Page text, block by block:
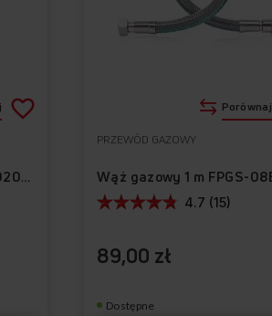
Wąż gazowy 2m 6NPBR1-0200-01
Dodaj
listy
Dostępne
PRZEWÓD GAZOWY
4.7 (15)
89,00 zł
Porównaj